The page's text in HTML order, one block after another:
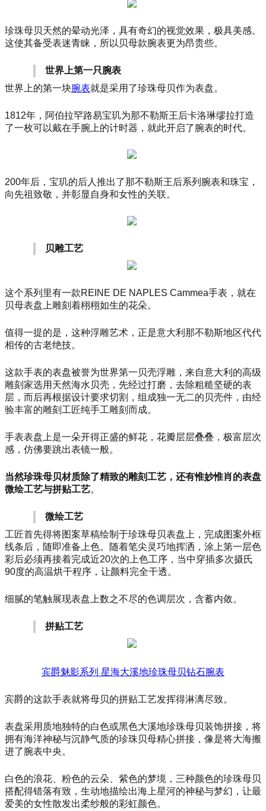
珍珠母贝天然的晕动光泽，具有奇幻的视觉效果，极具美感。
这使其备受表迷青睐，所以贝母款腕表更为昂贵些。
世界上第一只腕表
世界上的第一块腕表就是采用了珍珠母贝作为表盘。
1812年，阿伯拉罕路易宝玑为那不勒斯王后卡洛琳缪拉打造
了一枚可以戴在手腕上的计时器，就此开启了腕表的时代。
200年后，宝玑的后人推出了那不勒斯王后系列腕表和珠宝，
向先祖致敬，并彰显自身和女性的关联。
贝雕工艺
这个系列里有一款REINE DE NAPLES Cammea手表，就在
贝母表盘上雕刻着栩栩如生的花朵。
值得一提的是，这种浮雕艺术，正是意大利那不勒斯地区代代
相传的古老绝技。
这款手表的表盘被誉为世界第一贝壳浮雕，来自意大利的高级
雕刻家选用天然海水贝壳，先经过打磨，去除粗糙坚硬的表
层，而后再根据设计要求切割，组成独一无二的贝壳件，由经
验丰富的雕刻工匠纯手工雕刻而成。
手表表盘上是一朵开得正盛的鲜花，花瓣层层叠叠，极富层次
感，仿佛要跳出表镜一般。
当然珍珠母贝材质除了精致的雕刻工艺，还有惟妙惟肖的表盘
微绘工艺与拼贴工艺。
微绘工艺
工匠首先得将图案草稿绘制于珍珠母贝表盘上，完成图案外框
线条后，随即准备上色。随着笔尖灵巧地挥洒，涂上第一层色
彩后必须再接着完成近20次的上色工序，当中穿插多次摄氏
90度的高温烘干程序，让颜料完全干透。
细腻的笔触展现表盘上数之不尽的色调层次，含蓄内敛。
拼贴工艺
宾爵魅影系列 星海大溪地珍珠母贝钻石腕表
宾爵的这款手表就将母贝的拼贴工艺发挥得淋漓尽致。
表盘采用质地独特的白色或黑色大溪地珍珠母贝装饰拼接，将
拥有海洋神秘与沉静气质的珍珠贝母精心拼接，像是将大海搬
进了腕表中央。
白色的浪花、粉色的云朵、紫色的梦境，三种颜色的珍珠母贝
搭配得错落有致，生动地描绘出海上星河的神秘与梦幻，让最
爱美的女性散发出柔纱般的彩虹颜色。